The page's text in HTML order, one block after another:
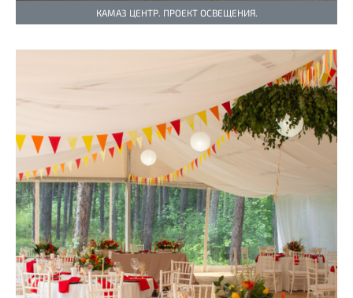
КАМАЗ ЦЕНТР. ПРОЕКТ ОСВЕЩЕНИЯ.